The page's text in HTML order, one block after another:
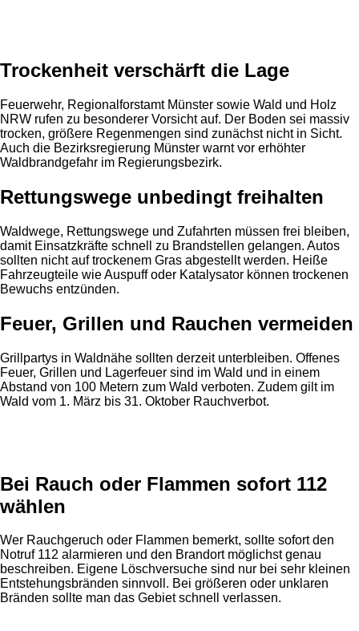
Trockenheit verschärft die Lage
Feuerwehr, Regionalforstamt Münster sowie Wald und Holz
NRW rufen zu besonderer Vorsicht auf. Der Boden sei massiv
trocken, größere Regenmengen sind zunächst nicht in Sicht.
Auch die Bezirksregierung Münster warnt vor erhöhter
Waldbrandgefahr im Regierungsbezirk.
Rettungswege unbedingt freihalten
Waldwege, Rettungswege und Zufahrten müssen frei bleiben,
damit Einsatzkräfte schnell zu Brandstellen gelangen. Autos
sollten nicht auf trockenem Gras abgestellt werden. Heiße
Fahrzeugteile wie Auspuff oder Katalysator können trockenen
Bewuchs entzünden.
Feuer, Grillen und Rauchen vermeiden
Grillpartys in Waldnähe sollten derzeit unterbleiben. Offenes
Feuer, Grillen und Lagerfeuer sind im Wald und in einem
Abstand von 100 Metern zum Wald verboten. Zudem gilt im
Wald vom 1. März bis 31. Oktober Rauchverbot.
Bei Rauch oder Flammen sofort 112
wählen
Wer Rauchgeruch oder Flammen bemerkt, sollte sofort den
Notruf 112 alarmieren und den Brandort möglichst genau
beschreiben. Eigene Löschversuche sind nur bei sehr kleinen
Entstehungsbränden sinnvoll. Bei größeren oder unklaren
Bränden sollte man das Gebiet schnell verlassen.